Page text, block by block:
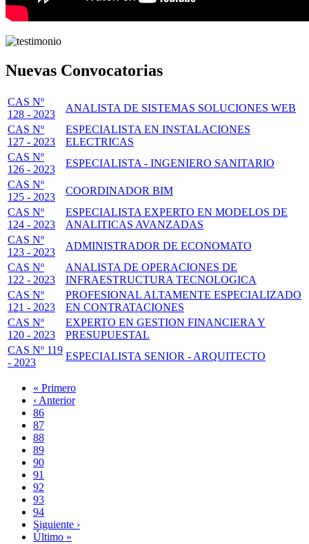
Nuevas Convocatorias
CAS Nº
128 - 2023
ANALISTA DE SISTEMAS SOLUCIONES WEB
CAS Nº
127 - 2023
ESPECIALISTA EN INSTALACIONES
ELECTRICAS
CAS Nº
126 - 2023
ESPECIALISTA - INGENIERO SANITARIO
CAS Nº
125 - 2023
COORDINADOR BIM
CAS Nº
124 - 2023
ESPECIALISTA EXPERTO EN MODELOS DE
ANALITICAS AVANZADAS
CAS Nº
123 - 2023
ADMINISTRADOR DE ECONOMATO
CAS Nº
122 - 2023
ANALISTA DE OPERACIONES DE
INFRAESTRUCTURA TECNOLOGICA
CAS Nº
121 - 2023
PROFESIONAL ALTAMENTE ESPECIALIZADO
EN CONTRATACIONES
CAS Nº
120 - 2023
EXPERTO EN GESTION FINANCIERA Y
PRESUPUESTAL
CAS Nº 119
- 2023
ESPECIALISTA SENIOR - ARQUITECTO
Paginación
Primera
página
« Primero
Página
anterior
‹ Anterior
Page
86
Page
87
Page
88
Page
89
Página
actual
90
Page
91
Page
92
Page
93
Page
94
Siguiente
página
Siguiente ›
Última
Último »